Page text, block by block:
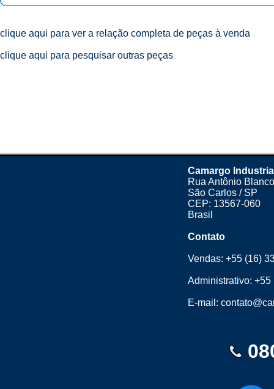
clique aqui para ver a relação completa de peças à venda
clique aqui para pesquisar outras peças
Camargo
Rua Antônio
São Carlos / SP
CEP: 13567-060
Brasil
Contato
Vendas:+55 (16)
Administrativo:+55
E-mail: